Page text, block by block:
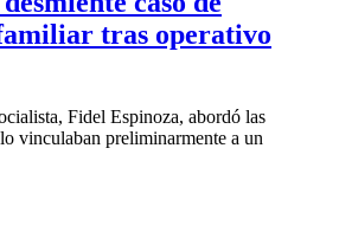
tras operativo
Fidel Espinoza, abordó las
vinculaban preliminarmente a un